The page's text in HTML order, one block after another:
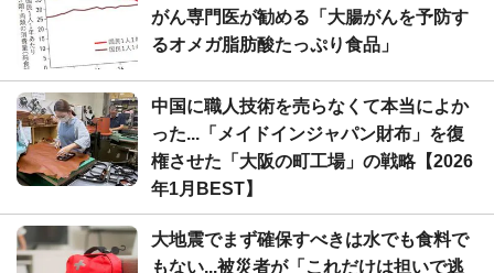
がん専門医が勧める「大腸がんを予防す
るオメガ脂肪酸たっぷり食品」
中国に職人技術を売らなくて本当によか
った...「メイドインジャパン財布」を復
権させた「大阪の町工場」の戦略【2026
年1月BEST】
大地震でまず確保すべきは水でも食料で
もない...被災者が「これだけは担いで逃